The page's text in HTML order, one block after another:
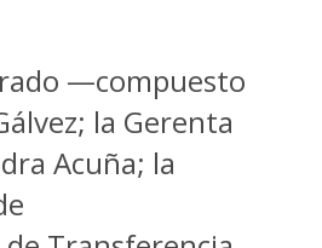
—compuesto
la Gerenta
Acuña; la